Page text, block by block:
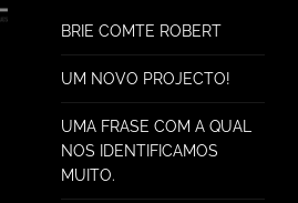
BRIE COMTE ROBERT
UM NOVO PROJECTO!
UMA FRASE COM A QUAL
NOS IDENTIFICAMOS
MUITO.